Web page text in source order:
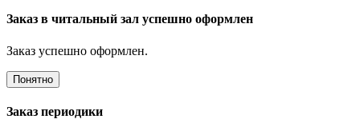
Заказ в читальный зал успешно оформлен
Заказ успешно оформлен.
Понятно
Заказ периодики